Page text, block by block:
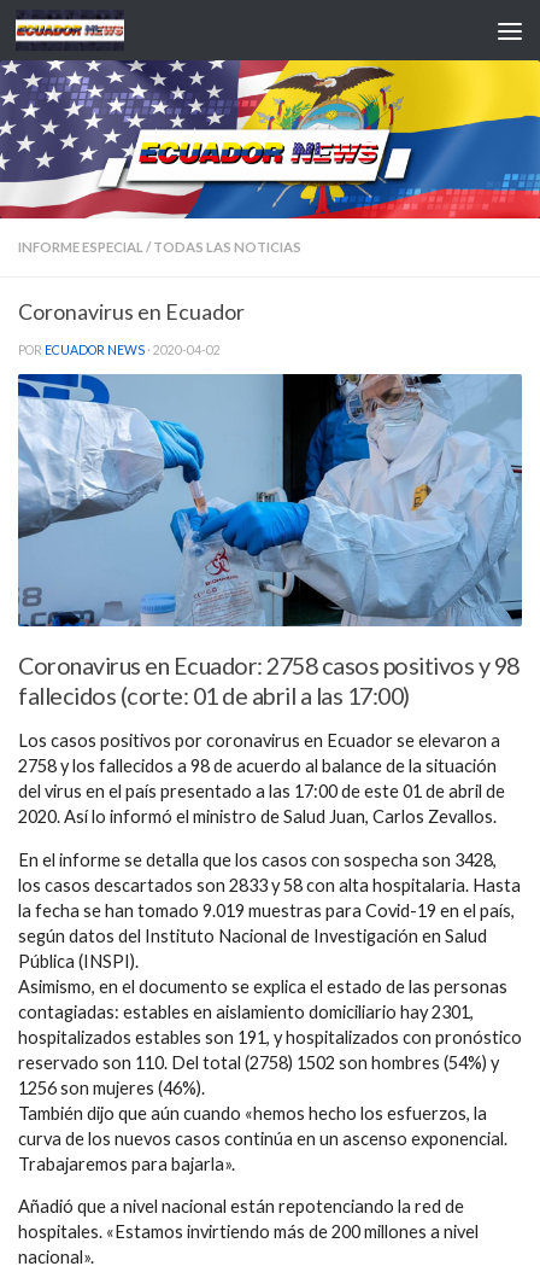
Saltar al contenido
INFORME ESPECIAL / TODAS LAS NOTICIAS
Coronavirus en Ecuador
POR ECUADOR NEWS · 2020-04-02
Coronavirus en Ecuador: 2758 casos positivos y 98
fallecidos (corte: 01 de abril a las 17:00)
Los casos positivos por coronavirus en Ecuador se elevaron a
2758 y los fallecidos a 98 de acuerdo al balance de la situación
del virus en el país presentado a las 17:00 de este 01 de abril de
2020. Así lo informó el ministro de Salud Juan, Carlos Zevallos.
En el informe se detalla que los casos con sospecha son 3428,
los casos descartados son 2833 y 58 con alta hospitalaria. Hasta
la fecha se han tomado 9.019 muestras para Covid-19 en el país,
según datos del Instituto Nacional de Investigación en Salud
Pública (INSPI).
Asimismo, en el documento se explica el estado de las personas
contagiadas: estables en aislamiento domiciliario hay 2301,
hospitalizados estables son 191, y hospitalizados con pronóstico
reservado son 110. Del total (2758) 1502 son hombres (54%) y
1256 son mujeres (46%).
También dijo que aún cuando «hemos hecho los esfuerzos, la
curva de los nuevos casos continúa en un ascenso exponencial.
Trabajaremos para bajarla».
Añadió que a nivel nacional están repotenciando la red de
hospitales. «Estamos invirtiendo más de 200 millones a nivel
nacional».